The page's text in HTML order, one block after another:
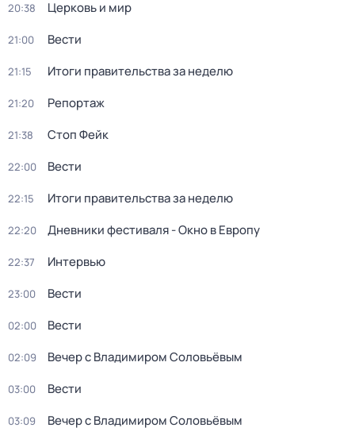
20:38 Церковь и мир
21:00 Вести
21:15 Итоги правительства за неделю
21:20 Репортаж
21:38 Стоп Фейк
22:00 Вести
22:15 Итоги правительства за неделю
22:20 Дневники фестиваля - Окно в Европу
22:37 Интервью
23:00 Вести
02:00 Вести
02:09 Вечер с Владимиром Соловьёвым
03:00 Вести
03:09 Вечер с Владимиром Соловьёвым